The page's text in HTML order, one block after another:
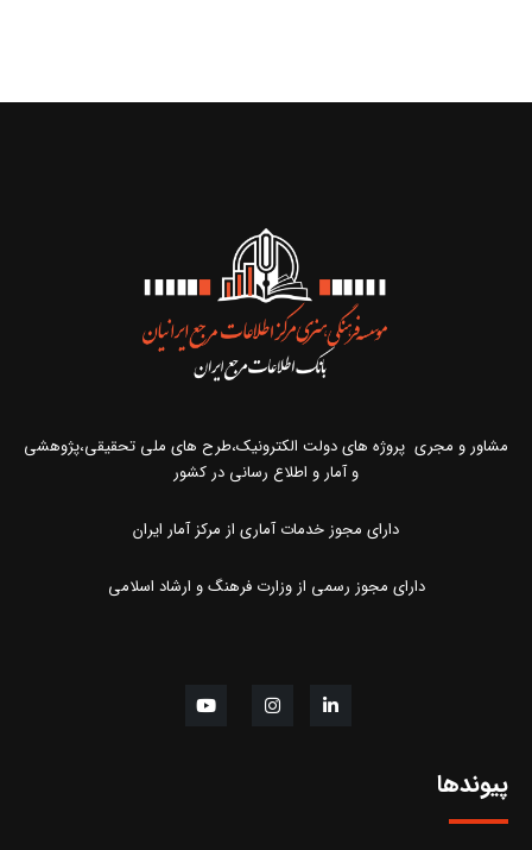
مشاور و مجری پروژه های دولت الکترونیک،طرح های ملی تحقیقی،پژوهشی
و آمار و اطلاع رسانی در کشور
دارای مجوز خدمات آماری از مرکز آمار ایران
دارای مجوز رسمی از وزارت فرهنگ و ارشاد اسلامی
پیوندها